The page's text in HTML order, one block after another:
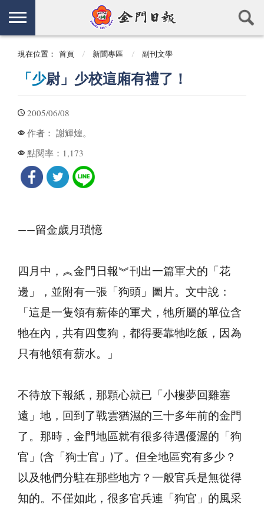
現在位置： 首頁 新聞專區 副刊文學
「少尉」少校這廂有禮了！
2005/06/08
作者： 謝輝煌。
點閱率： 1,173
——留金歲月瑣憶
四月中，︽金門日報︾刊出一篇軍犬的「花
邊」，並附有一張「狗頭」圖片。文中說：
「這是一隻領有薪俸的軍犬，牠所屬的單位含
牠在內，共有四隻狗，都得要靠牠吃飯，因為
只有牠領有薪水。」
不待放下報紙，那顆心就已「小樓夢回雞塞
遠」地，回到了戰雲猶濕的三十多年前的金門
了。那時，金門地區就有很多待遇優渥的「狗
官」(含「狗士官」)了。但全地區究有多少？
以及牠們分駐在那些地方？一般官兵是無從得
知的。不僅如此，很多官兵連「狗官」的風采